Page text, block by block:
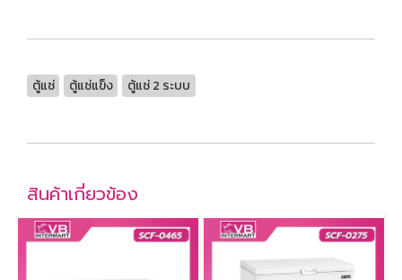
ตู้แช่ ตู้แช่แข็ง ตู้แช่ 2 ระบบ
สินค้าเกี่ยวข้อง